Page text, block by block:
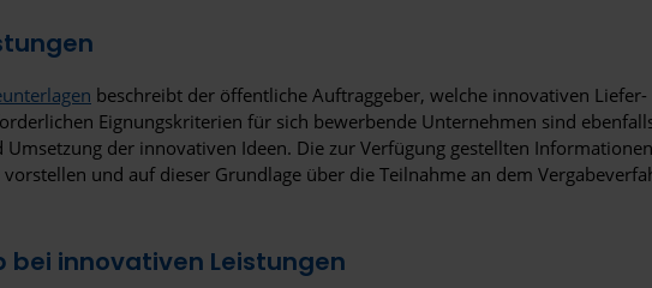
beschreibt der öffentliche Auftraggeber, welche innovativen
Eignungskriterien für sich bewerbende Unternehmen sind
der innovativen Ideen. Die zur Verfügung gestellten
und auf dieser Grundlage über die Teilnahme an dem
innovativen Leistungen